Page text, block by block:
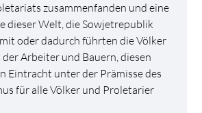
zusammenfanden und eine
dieser Welt, die Sowjetrepublik
oder dadurch führten die Völker
Arbeiter und Bauern, diesen
Eintracht unter der Prämisse des
für alle Völker und Proletarier